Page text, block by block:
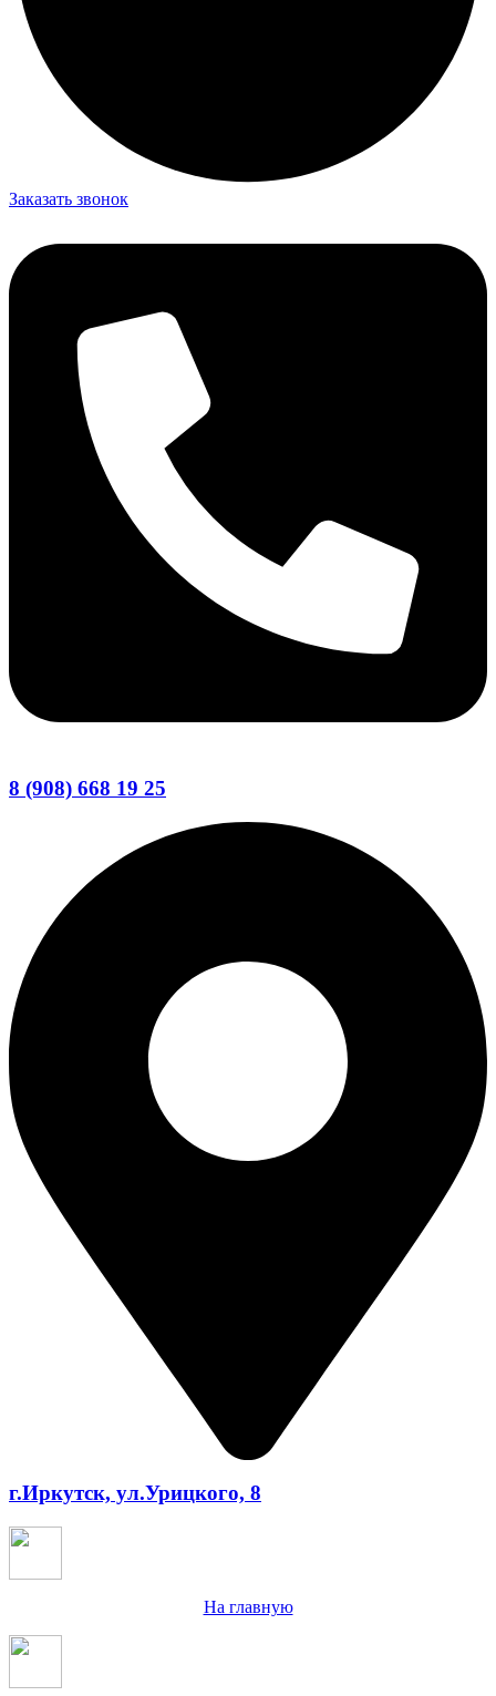
Заказать звонок
8 (908) 668 19 25
г.Иркутск, ул.Урицкого, 8
На главную